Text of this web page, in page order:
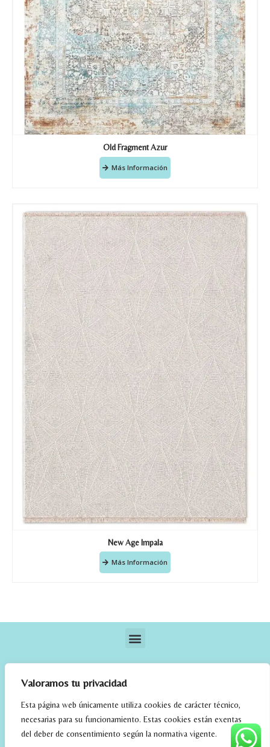
Valoramos tu privacidad
Esta página web únicamente utiliza cookies de carácter técnico,
necesarias para su funcionamiento. Estas cookies están exentas
del deber de consentimiento según la normativa vigente.
Old Fragment Azur
Más Información
New Age Impala
Más Información
elrincondefehmi.com © 2023. Designed By W Media